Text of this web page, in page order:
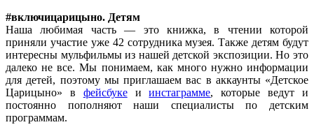
#включицарицыно. Детям
Наша любимая часть — это книжка, в чтении которой
приняли участие уже 42 сотрудника музея. Также детям будут
интересны мульфильмы из нашей детской экспозиции. Но это
далеко не все. Мы понимаем, как много нужно информации
для детей, поэтому мы приглашаем вас в аккаунты «Детское
Царицыно» в фейсбукеиинстаграмме, которые ведут и
постоянно пополняют наши специалисты по детским
программам.